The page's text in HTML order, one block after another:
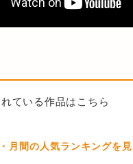
ている作品はこちら
月間の人気ランキングを見